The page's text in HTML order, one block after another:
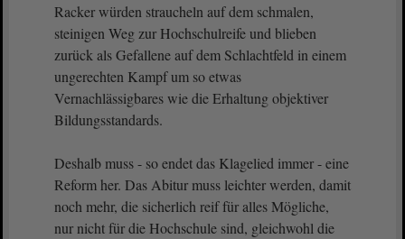
Racker würden straucheln auf dem schmalen,
steinigen Weg zur Hochschulreife und blieben
zurück als Gefallene auf dem Schlachtfeld in einem
ungerechten Kampf um so etwas
Vernachlässigbares wie die Erhaltung objektiver
Bildungsstandards.
Deshalb muss - so endet das Klagelied immer - eine
Reform her. Das Abitur muss leichter werden, damit
noch mehr, die sicherlich reif für alles Mögliche,
nur nicht für die Hochschule sind, gleichwohl die